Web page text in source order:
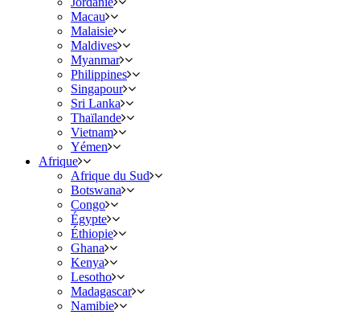
Macau
Malaisie
Maldives
Myanmar
Philippines
Singapour
Sri Lanka
Thaïlande
Vietnam
Yémen
Afrique
Afrique du Sud
Botswana
Congo
Égypte
Éthiopie
Ghana
Kenya
Lesotho
Madagascar
Namibie